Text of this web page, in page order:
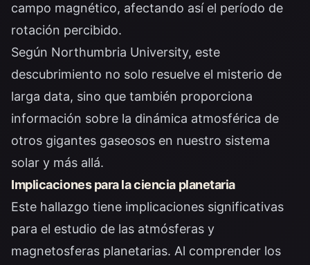
campo magnético, afectando así el período de
rotación percibido.
Según Northumbria University, este
descubrimiento no solo resuelve el misterio de
larga data, sino que también proporciona
información sobre la dinámica atmosférica de
otros gigantes gaseosos en nuestro sistema
solar y más allá.
Implicaciones para la ciencia planetaria
Este hallazgo tiene implicaciones significativas
para el estudio de las atmósferas y
magnetosferas planetarias. Al comprender los